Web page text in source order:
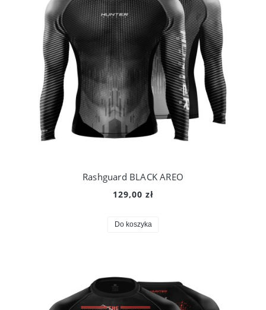
Rashguard BLACK AREO
129,00 zł
Do koszyka